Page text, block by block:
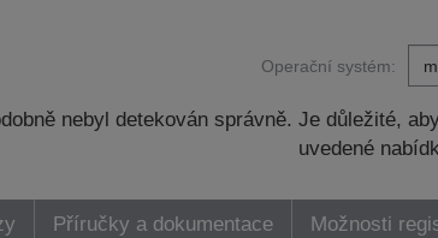
Operační systém:
nebyl detekován správně. Je důležité,
uvedené
Příručky a dokumentace Možnosti